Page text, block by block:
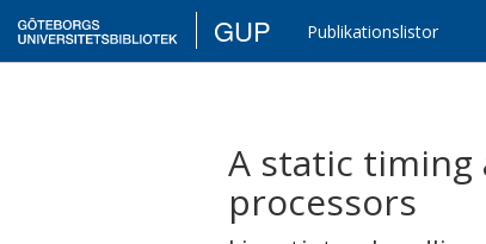
GUP Publikationslistor
A static timing
processors